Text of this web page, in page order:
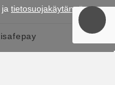
ja tietosuojakäytännön